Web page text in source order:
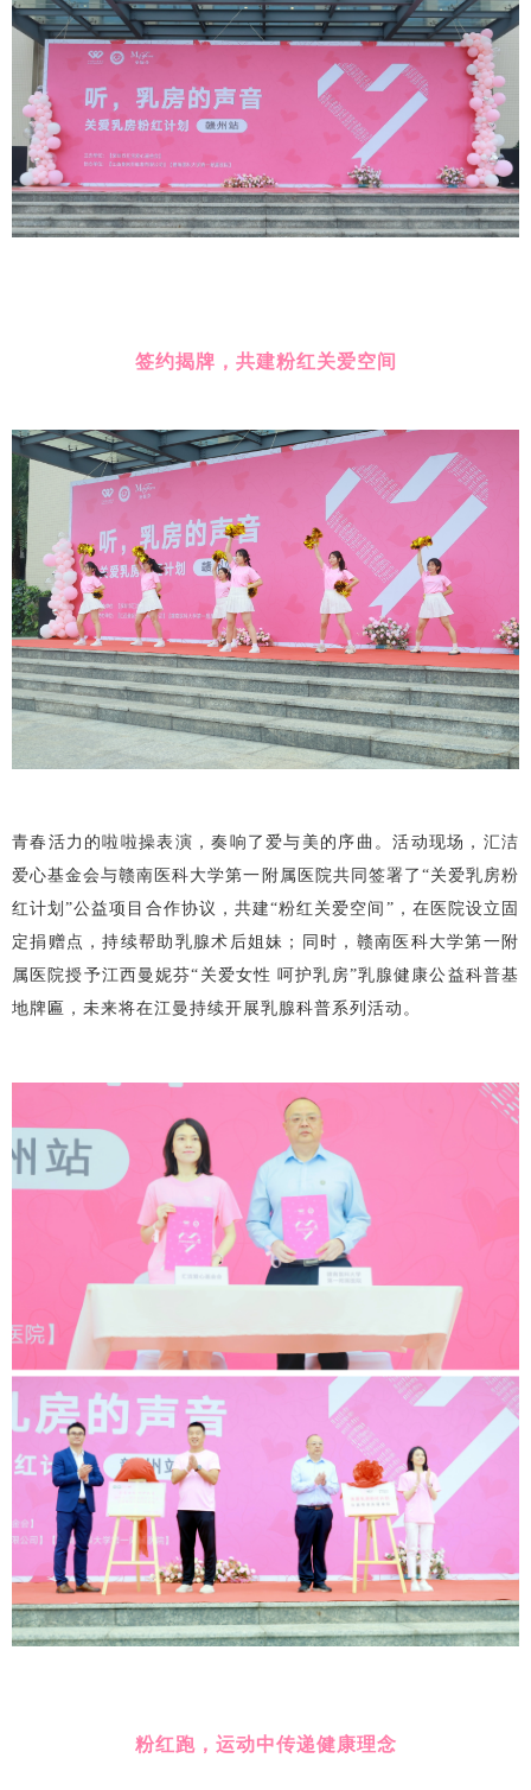
签约揭牌，共建粉红关爱空间
青春活力的啦啦操表演，奏响了爱与美的序曲。活动现场，汇洁
爱心基金会与赣南医科大学第一附属医院共同签署了“关爱乳房粉
红计划”公益项目合作协议，共建“粉红关爱空间”，在医院设立固
定捐赠点，持续帮助乳腺术后姐妹；同时，赣南医科大学第一附
属医院授予江西曼妮芬“关爱女性 呵护乳房”乳腺健康公益科普基
地牌匾，未来将在江曼持续开展乳腺科普系列活动。
粉红跑，运动中传递健康理念